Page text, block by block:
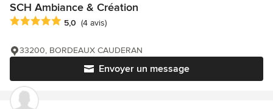
SCH Ambiance & Création
Note moyenne : 5 étoiles sur 5
5,0 (4 avis)
Envoyer un message
33200, BORDEAUX CAUDERAN